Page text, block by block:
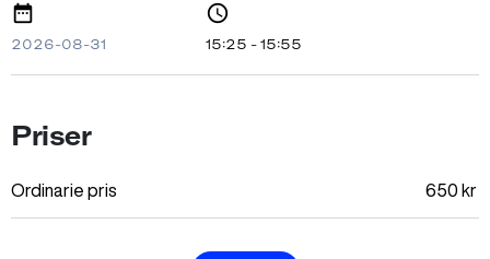
2026-08-31 15:25 - 15:55
Priser
Ordinarie pris 650 kr